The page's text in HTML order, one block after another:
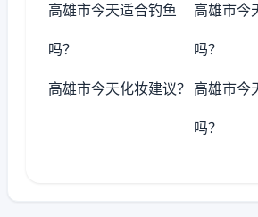
高雄市今天适合钓鱼
吗？
高雄市今
吗？
高雄市今天化妆建议？ 高雄市今
吗？